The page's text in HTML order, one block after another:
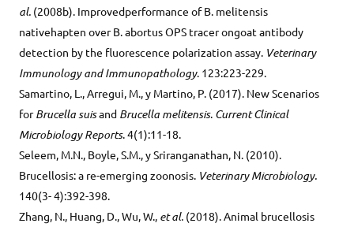
al. (2008b). Improvedperformance of B. melitensis
nativehapten over B. abortus OPS tracer ongoat antibody
detection by the fluorescence polarization assay. Veterinary
Immunology and Immunopathology. 123:223-229.
Samartino, L., Arregui, M., y Martino, P. (2017). New Scenarios
forBrucella suisand Brucella melitensis. Current Clinical
Microbiology Reports. 4(1):11-18.
Seleem, M.N., Boyle, S.M., y Sriranganathan, N. (2010).
Brucellosis: a re-emerging zoonosis. Veterinary Microbiology.
140(3- 4):392-398.
Zhang, N., Huang, D., Wu, W., et al. (2018). Animal brucellosis